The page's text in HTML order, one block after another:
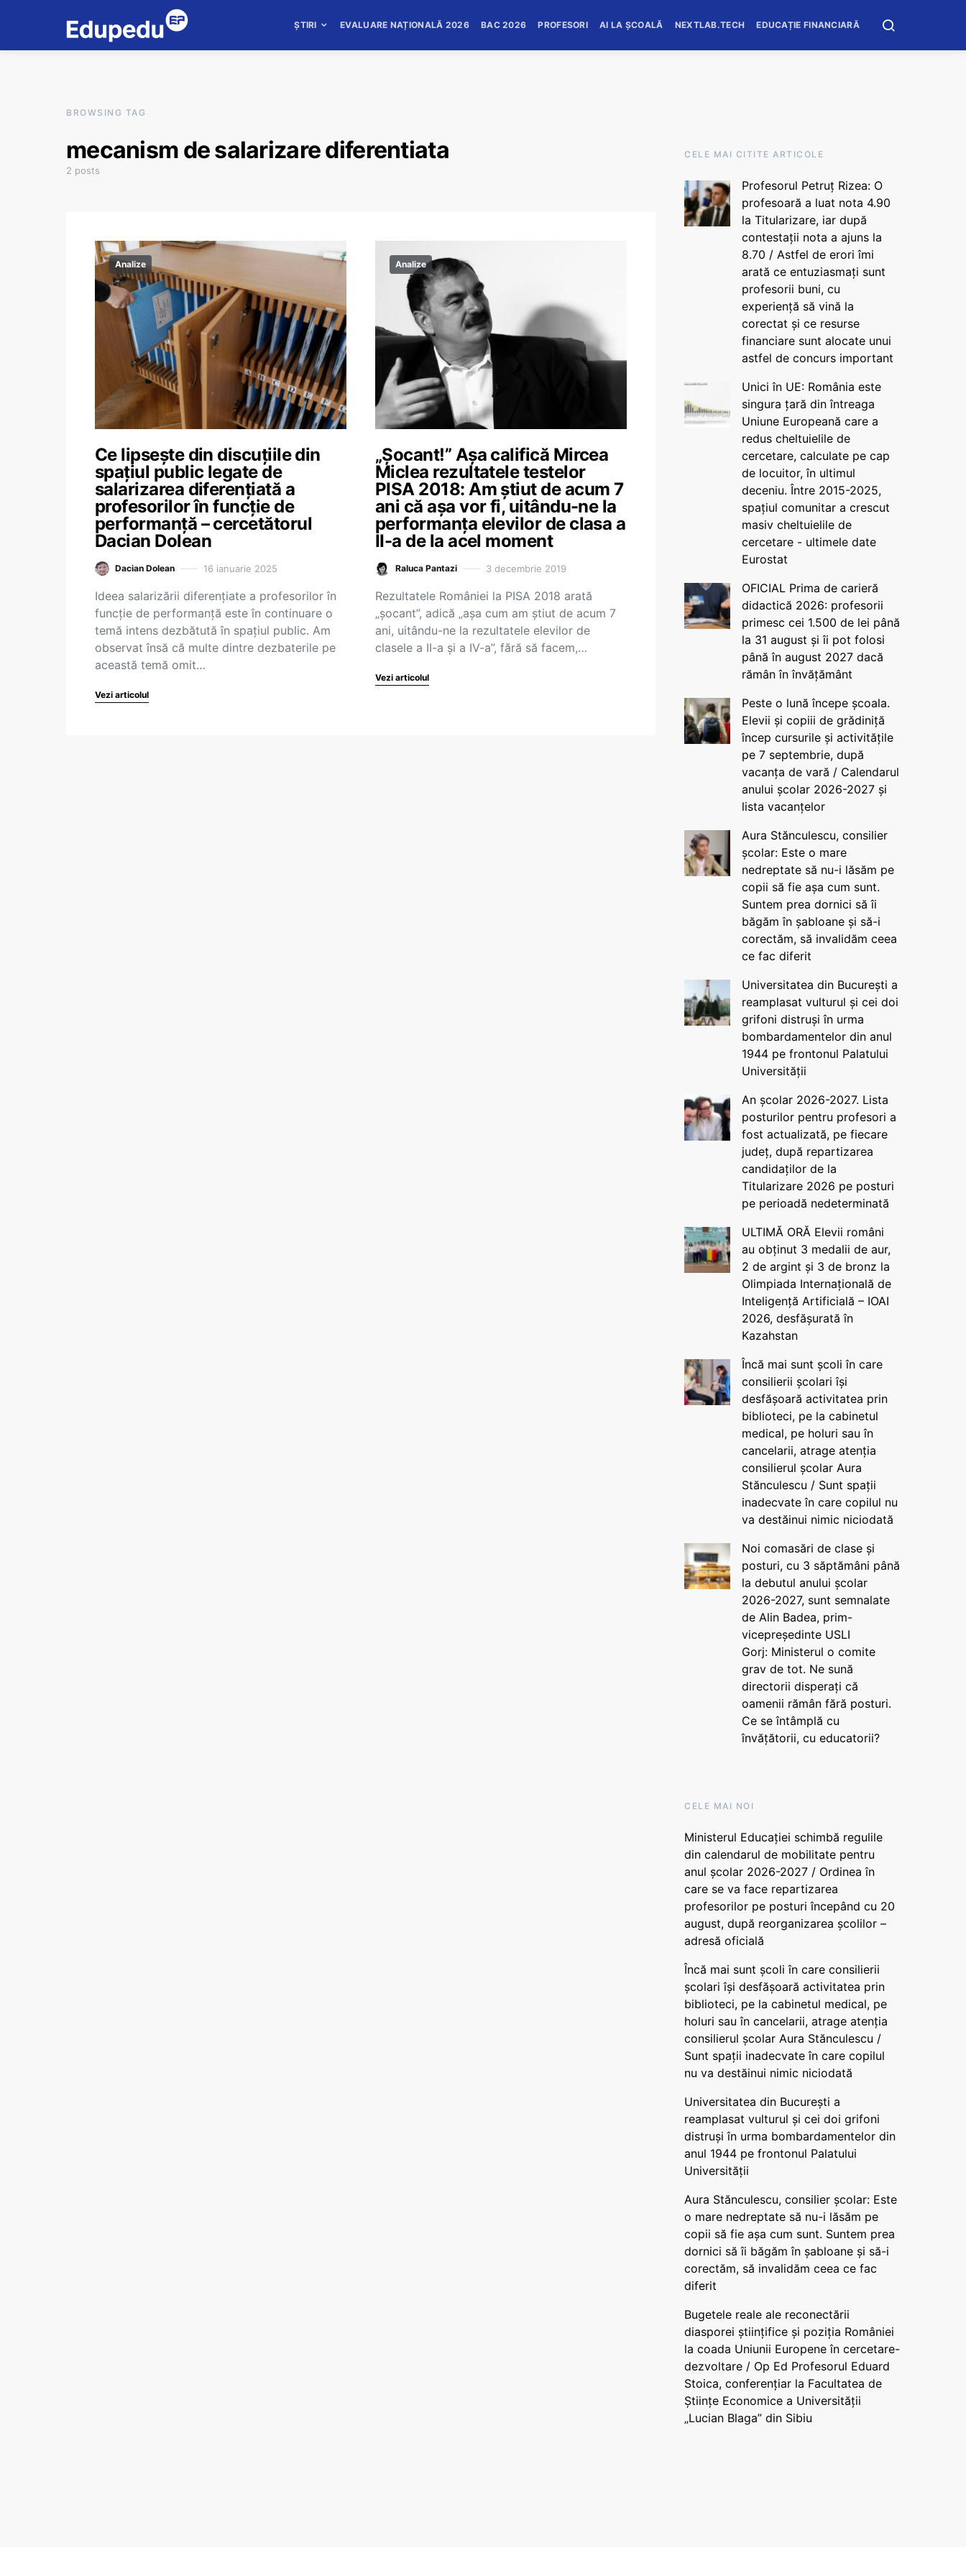
ȘTIRI EVALUARE NAȚIONALĂ 2026 BAC 2026 PROFESORI AI LA ȘCOALĂ NEXTLAB.TECH EDUCAȚIE FINANCIARĂ
BROWSING TAG
mecanism de salarizare diferentiata
2 posts
Analize
Ce lipsește din discuțiile din
spațiul public legate de
salarizarea diferențiată a
profesorilor în funcție de
performanță – cercetătorul
Dacian Dolean
Dacian Dolean 16 ianuarie 2025
Ideea salarizării diferențiate a profesorilor în
funcție de performanță este în continuare o
temă intens dezbătută în spațiul public. Am
observat însă că multe dintre dezbaterile pe
această temă omit…
Vezi articolul
Analize
„Șocant!” Așa califică Mircea
Miclea rezultatele testelor
PISA 2018: Am știut de acum 7
ani că așa vor fi, uitându-ne la
performanța elevilor de clasa a
II-a de la acel moment
Raluca Pantazi 3 decembrie 2019
Rezultatele României la PISA 2018 arată
„șocant”, adică „așa cum am știut de acum 7
ani, uitându-ne la rezultatele elevilor de
clasele a II-a și a IV-a”, fără să facem,…
Vezi articolul
CELE MAI CITITE ARTICOLE
Profesorul Petruț Rizea: O
profesoară a luat nota 4.90
la Titularizare, iar după
contestații nota a ajuns la
8.70 / Astfel de erori îmi
arată ce entuziasmați sunt
profesorii buni, cu
experiență să vină la
corectat și ce resurse
financiare sunt alocate unui
astfel de concurs important
Unici în UE: România este
singura țară din întreaga
Uniune Europeană care a
redus cheltuielile de
cercetare, calculate pe cap
de locuitor, în ultimul
deceniu. Între 2015-2025,
spațiul comunitar a crescut
masiv cheltuielile de
cercetare - ultimele date
Eurostat
OFICIAL Prima de carieră
didactică 2026: profesorii
primesc cei 1.500 de lei până
la 31 august și îi pot folosi
până în august 2027 dacă
rămân în învățământ
Peste o lună începe școala.
Elevii și copiii de grădiniță
încep cursurile și activitățile
pe 7 septembrie, după
vacanța de vară / Calendarul
anului școlar 2026-2027 și
lista vacanțelor
Aura Stănculescu, consilier
școlar: Este o mare
nedreptate să nu-i lăsăm pe
copii să fie așa cum sunt.
Suntem prea dornici să îi
băgăm în șabloane și să-i
corectăm, să invalidăm ceea
ce fac diferit
Universitatea din București a
reamplasat vulturul și cei doi
grifoni distruși în urma
bombardamentelor din anul
1944 pe frontonul Palatului
Universității
An școlar 2026-2027. Lista
posturilor pentru profesori a
fost actualizată, pe fiecare
județ, după repartizarea
candidaților de la
Titularizare 2026 pe posturi
pe perioadă nedeterminată
ULTIMĂ ORĂ Elevii români
au obținut 3 medalii de aur,
2 de argint și 3 de bronz la
Olimpiada Internațională de
Inteligență Artificială – IOAI
2026, desfășurată în
Kazahstan
Încă mai sunt școli în care
consilierii școlari își
desfășoară activitatea prin
biblioteci, pe la cabinetul
medical, pe holuri sau în
cancelarii, atrage atenția
consilierul școlar Aura
Stănculescu / Sunt spații
inadecvate în care copilul nu
va destăinui nimic niciodată
Noi comasări de clase și
posturi, cu 3 săptămâni până
la debutul anului școlar
2026-2027, sunt semnalate
de Alin Badea, prim-
vicepreședinte USLI
Gorj: Ministerul o comite
grav de tot. Ne sună
directorii disperați că
oamenii rămân fără posturi.
Ce se întâmplă cu
învățătorii, cu educatorii?
CELE MAI NOI
Ministerul Educației schimbă regulile
din calendarul de mobilitate pentru
anul școlar 2026-2027 / Ordinea în
care se va face repartizarea
profesorilor pe posturi începând cu 20
august, după reorganizarea școlilor –
adresă oficială
Încă mai sunt școli în care consilierii
școlari își desfășoară activitatea prin
biblioteci, pe la cabinetul medical, pe
holuri sau în cancelarii, atrage atenția
consilierul școlar Aura Stănculescu /
Sunt spații inadecvate în care copilul
nu va destăinui nimic niciodată
Universitatea din București a
reamplasat vulturul și cei doi grifoni
distruși în urma bombardamentelor din
anul 1944 pe frontonul Palatului
Universității
Aura Stănculescu, consilier școlar: Este
o mare nedreptate să nu-i lăsăm pe
copii să fie așa cum sunt. Suntem prea
dornici să îi băgăm în șabloane și să-i
corectăm, să invalidăm ceea ce fac
diferit
Bugetele reale ale reconectării
diasporei științifice și poziția României
la coada Uniunii Europene în cercetare-
dezvoltare / Op Ed Profesorul Eduard
Stoica, conferențiar la Facultatea de
Științe Economice a Universității
„Lucian Blaga” din Sibiu